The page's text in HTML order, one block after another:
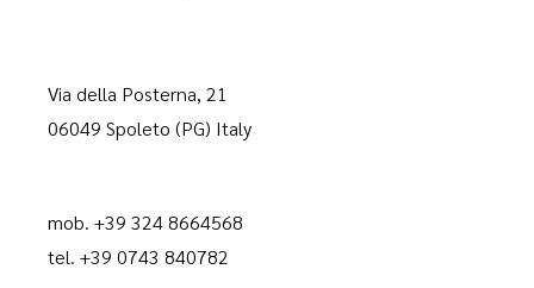
Via della Posterna, 21
06049 Spoleto (PG) Italy
mob. +39 324 8664568
tel. +39 0743 840782